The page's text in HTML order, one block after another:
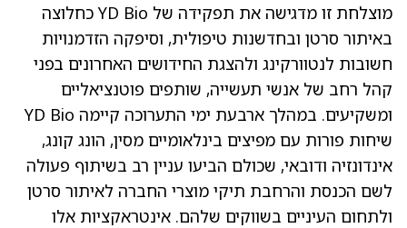
מוצלחת זו מדגישה את תפקידה של YD Bio כחלוצה
באיתור סרטן ובחדשנות טיפולית, וסיפקה הזדמנויות
חשובות לנטוורקינג ולהצגת החידושים האחרונים בפני
קהל רחב של אנשי תעשייה, שותפים פוטנציאליים
ומשקיעים. במהלך ארבעת ימי התערוכה קיימה YD Bio
שיחות פורות עם מפיצים בינלאומיים מסין, הונג קונג,
אינדונזיה ודובאי, שכולם הביעו עניין רב בשיתוף פעולה
לשם הכנסת והרחבת תיקי מוצרי החברה לאיתור סרטן
ולתחום העיניים בשווקים שלהם. אינטראקציות אלו